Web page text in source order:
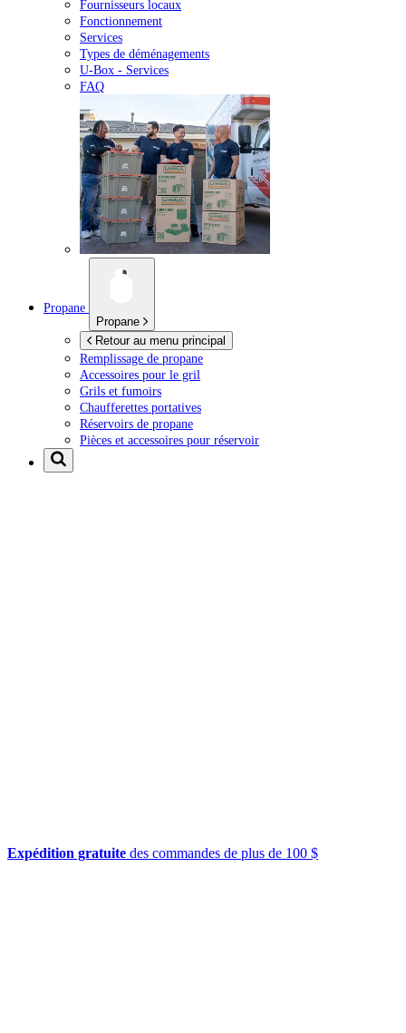
Fournisseurs locaux
Fonctionnement
Services
Types de déménagements
U-Box - Services
FAQ
Propane
Propane
Retour au menu principal
Remplissage de propane
Accessoires pour le gril
Grils et fumoirs
Chaufferettes portatives
Réservoirs de propane
Pièces et accessoires pour réservoir
Expédition gratuite des commandes de plus de 100 $